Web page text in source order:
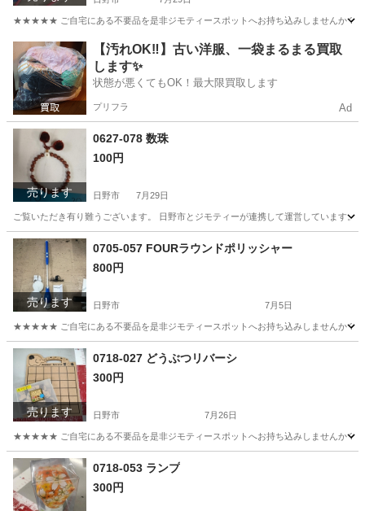
★★★★★ ご自宅にある不要品を是非ジモティースポットへお持ち込みしませんか？
東京 日野市 洗濯用品 現地
【汚れOK‼️】古い洋服、一袋まるまる買取
します✨
状態が悪くてもOK！最大限買取します
プリフラ Ad
売ります
0627-078 数珠
100円
日野市 7月29日
ご覧いただき有り難うございます。 日野市とジモティーが連携して運営していま
東京 日野市 現地
売ります
0705-057 FOURラウンドポリッシャー
800円
日野市 7月5日
★★★★★ ご自宅にある不要品を是非ジモティースポットへお持ち込みしませんか？
東京 日野市 現地
売ります
0718-027 どうぶつリバーシ
300円
日野市 7月26日
★★★★★ ご自宅にある不要品を是非ジモティースポットへお持ち込みしませんか？
東京 日野市 ボードゲーム 現地
0718-053 ランプ
300円